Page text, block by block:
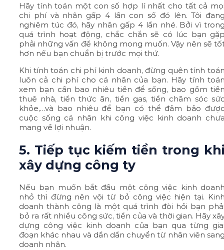
Hãy tính toán một con số hợp lí nhất cho tất cả
chi phí và nhân gấp 4 lần con số đó lên. Tôi
nghiêm túc đó, hãy nhân gấp 4 lần nhé. Bởi vì
quá trình hoạt động, chắc chắn sẽ có lúc bạn
phải những vấn đề không mong muốn. Vậy nên sẽ
hơn nếu bạn chuẩn bị trước mọi thứ.
Khi tính toán chi phí kinh doanh, đừng quên tính
luôn cả chi phí cho cá nhân của bạn. Hãy tính
xem bạn cần bao nhiêu tiền để sống, bao gồm
thuê nhà, tiền thức ăn, tiền gas, tiền chăm sóc
khỏe,…và bao nhiêu để bạn có thể đảm bảo
cuộc sống cá nhân khi công việc kinh doanh
mang về lợi nhuận.
5. Tiếp tục kiếm tiền trong
xây dựng công ty
Nếu bạn muốn bắt đầu một công việc kinh
nhỏ thì đừng nên vội từ bỏ công việc hiện tại.
doanh thành công là một quá trình đòi hỏi bạn
bỏ ra rất nhiều công sức, tiền của và thời gian. Hãy
dựng công việc kinh doanh của bạn qua từng
đoạn khác nhau và dần dần chuyển từ nhân viên
doanh nhân.